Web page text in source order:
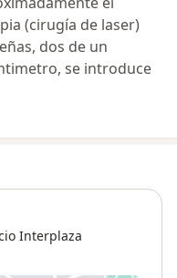
(cirugía de laser)
dos de un
se introduce
Interplaza